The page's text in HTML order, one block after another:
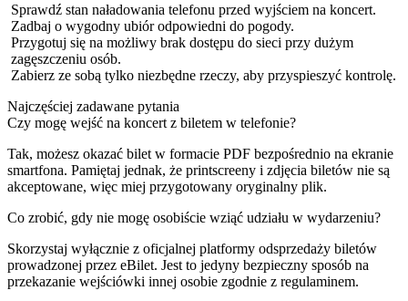
Sprawdź stan naładowania telefonu przed wyjściem na koncert.
Zadbaj o wygodny ubiór odpowiedni do pogody.
Przygotuj się na możliwy brak dostępu do sieci przy dużym
zagęszczeniu osób.
Zabierz ze sobą tylko niezbędne rzeczy, aby przyspieszyć kontrolę.
Najczęściej zadawane pytania
Czy mogę wejść na koncert z biletem w telefonie?
Tak, możesz okazać bilet w formacie PDF bezpośrednio na ekranie
smartfona. Pamiętaj jednak, że printscreeny i zdjęcia biletów nie są
akceptowane, więc miej przygotowany oryginalny plik.
Co zrobić, gdy nie mogę osobiście wziąć udziału w wydarzeniu?
Skorzystaj wyłącznie z oficjalnej platformy odsprzedaży biletów
prowadzonej przez eBilet. Jest to jedyny bezpieczny sposób na
przekazanie wejściówki innej osobie zgodnie z regulaminem.